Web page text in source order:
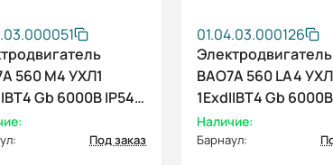
560 М4 УХЛ1
Gb 6000В IP54
IM1001
Под заказ
01.04.03.000126
Электродвигатель
ВАО7А 560 LA4
1ExdIIBT4 Gb
800/1500 IM1001
Наличие:
Барнаул: